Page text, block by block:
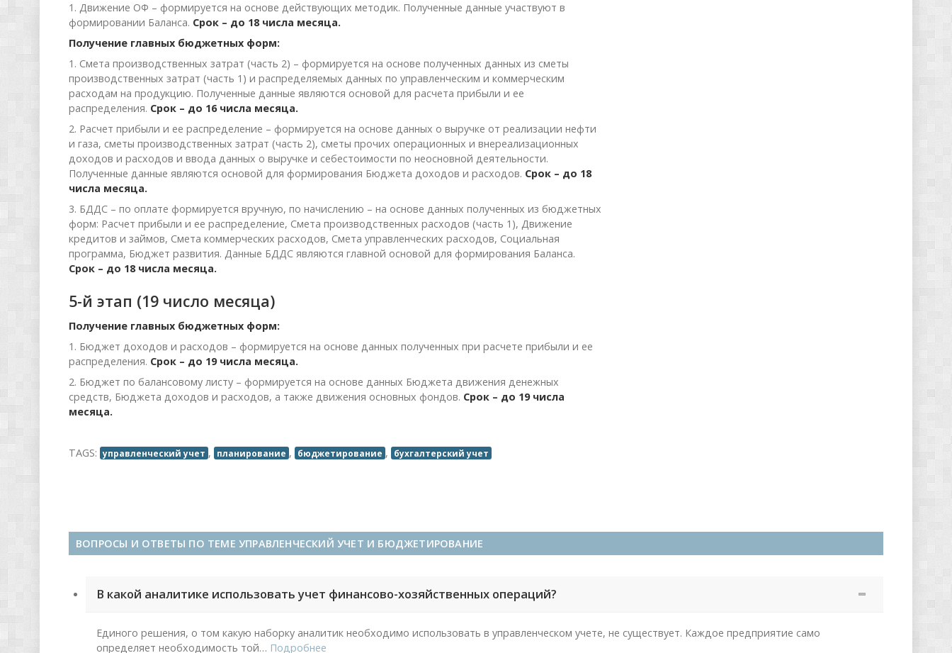
1. Движение ОФ – формируется на основе действующих методик. Полученные данные участвуют в
формировании Баланса. Срок – до 18 числа месяца.
Получение главных бюджетных форм:
1. Смета производственных затрат (часть 2) – формируется на основе полученных данных из сметы
производственных затрат (часть 1) и распределяемых данных по управленческим и коммерческим
расходам на продукцию. Полученные данные являются основой для расчета прибыли и ее
распределения. Срок – до 16 числа месяца.
2. Расчет прибыли и ее распределение – формируется на основе данных о выручке от реализации нефти
и газа, сметы производственных затрат (часть 2), сметы прочих операционных и внереализационных
доходов и расходов и ввода данных о выручке и себестоимости по неосновной деятельности.
Полученные данные являются основой для формирования Бюджета доходов и расходов. Срок – до 18
числа месяца.
3. БДДС – по оплате формируется вручную, по начислению – на основе данных полученных из бюджетных
форм: Расчет прибыли и ее распределение, Смета производственных расходов (часть 1), Движение
кредитов и займов, Смета коммерческих расходов, Смета управленческих расходов, Социальная
программа, Бюджет развития. Данные БДДС являются главной основой для формирования Баланса.
Срок – до 18 числа месяца.
5-й этап (19 число месяца)
Получение главных бюджетных форм:
1. Бюджет доходов и расходов – формируется на основе данных полученных при расчете прибыли и ее
распределения. Срок – до 19 числа месяца.
2. Бюджет по балансовому листу – формируется на основе данных Бюджета движения денежных
средств, Бюджета доходов и расходов, а также движения основных фондов. Срок – до 19 числа
месяца.
TAGS: управленческий учет , планирование , бюджетирование , бухгалтерский учет
ВОПРОСЫ И ОТВЕТЫ ПО ТЕМЕ УПРАВЛЕНЧЕСКИЙ УЧЕТ И БЮДЖЕТИРОВАНИЕ
В какой аналитике использовать учет финансово-хозяйственных операций?
Единого решения, о том какую наборку аналитик необходимо использовать в управленческом учете, не существует. Каждое предприятие само
определяет необходимость той… Подробнее